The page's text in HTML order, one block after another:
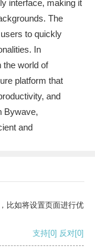
interface, making it
The
to quickly
In
the world of
platform that
and
Bywave,
and
比如将设置页面进行优
支持[0] 反对[0]